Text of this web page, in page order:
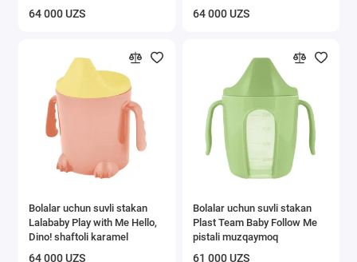
64 000 UZS 64 000 UZS
Bolalar uchun suvli stakan
Lalababy Play with Me Hello,
Dino! shaftoli karamel
64 000 UZS
Bolalar uchun suvli stakan
Plast Team Baby Follow Me
pistali muzqaymoq
61 000 UZS